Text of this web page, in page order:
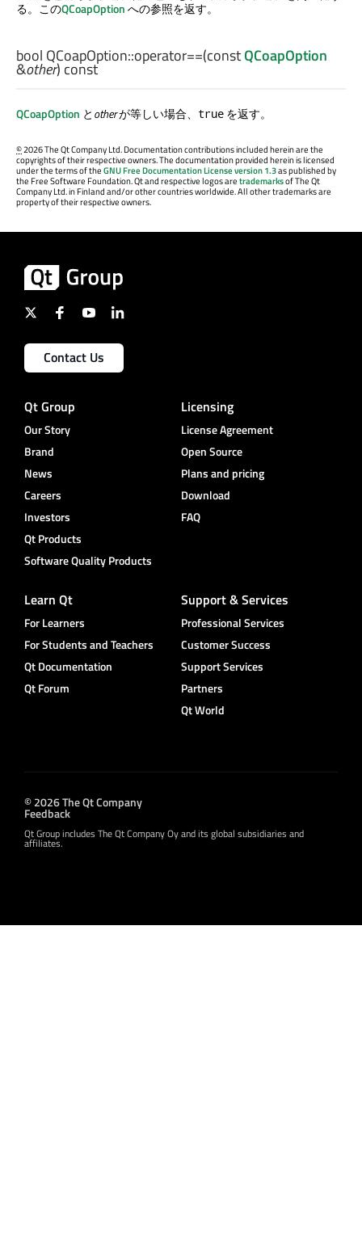
る。このQCoapOptionへの参照を返す。
bool QCoapOption::operator==(constQCoapOption
&other) const
QCoapOption とotherが等しい場合、 true を返す。
©2026 The Qt Company Ltd. Documentation contributions included herein are the
copyrights of their respective owners. The documentation provided herein is licensed
under the terms of theGNU Free Documentation License version 1.3as published by
the Free Software Foundation. Qt and respective logos aretrademarksof The Qt
Company Ltd. in Finland and/or other countries worldwide. All other trademarks are
property of their respective owners.
Contact Us
Qt Group
Our Story
Brand
News
Careers
Investors
Qt Products
Software Quality Products
Licensing
License Agreement
Open Source
Plans and pricing
Download
FAQ
Learn Qt
For Learners
For Students and Teachers
Qt Documentation
Qt Forum
Support & Services
Professional Services
Customer Success
Support Services
Partners
Qt World
© 2026 The Qt Company
Feedback
Qt Group includes The Qt Company Oy and its global subsidiaries and
affiliates.